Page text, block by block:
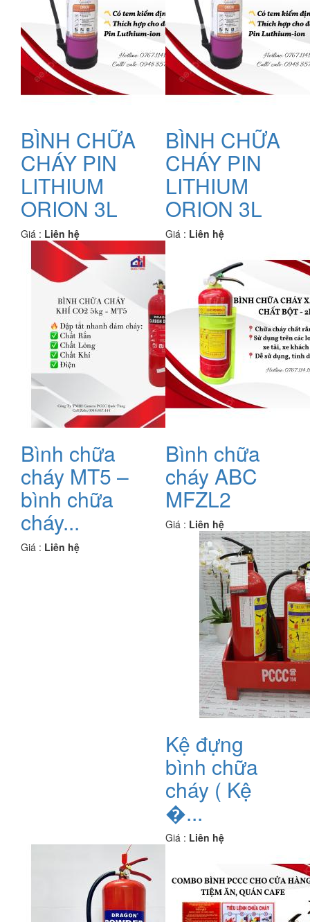
BÌNH CHỮA
CHÁY PIN
LITHIUM
ORION 3L
Giá : Liên hệ
BÌNH CHỮA
CHÁY PIN
LITHIUM
ORION 3L
Giá : Liên hệ
Bình chữa
cháy MT5 –
bình chữa
cháy...
Giá : Liên hệ
Bình chữa
cháy ABC
MFZL2
Giá : Liên hệ
Kệ đựng
bình chữa
cháy ( Kệ
�...
Giá : Liên hệ